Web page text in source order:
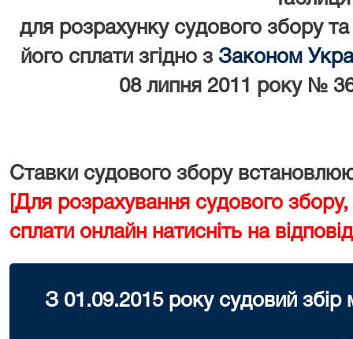
для розрахунку судового збору
його сплати згідно з Законом
08 липня 2011 року №
Ставки судового збору
[Для розрахування судового
сплати онлайн натисніть на
З 01.09.2015 року судовий